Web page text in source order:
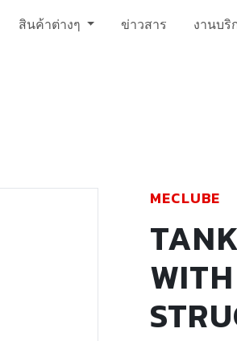
สินค้าต่างๆ ข่าวสาร งานบริ
MECLUBE